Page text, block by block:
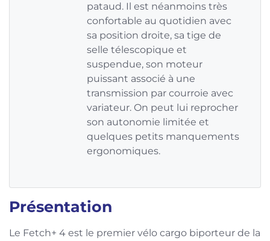
pataud. Il est néanmoins très
confortable au quotidien avec
sa position droite, sa tige de
selle télescopique et
suspendue, son moteur
puissant associé à une
transmission par courroie avec
variateur. On peut lui reprocher
son autonomie limitée et
quelques petits manquements
ergonomiques.
Présentation
Le Fetch+ 4 est le premier vélo cargo biporteur de la